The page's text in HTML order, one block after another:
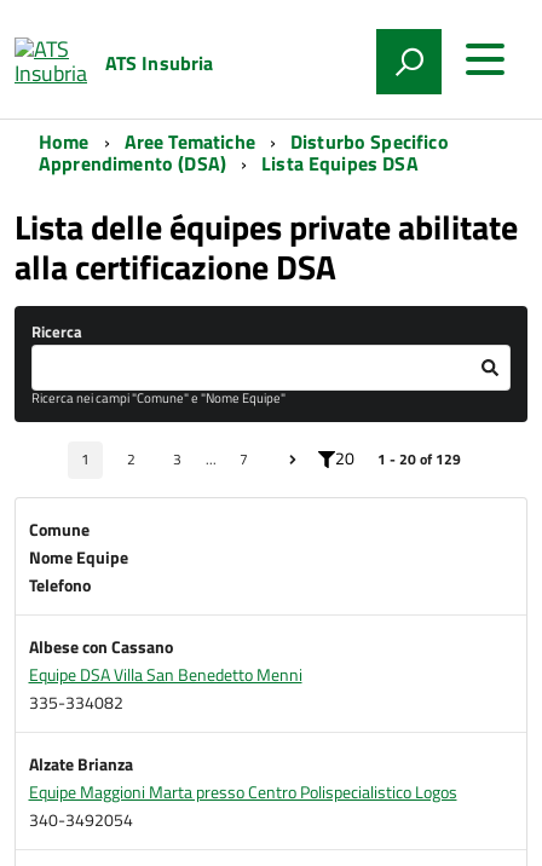
ATS Insubria
Home Aree Tematiche Disturbo Specifico
Apprendimento (DSA) Lista Equipes DSA
Lista delle équipes private abilitate
alla certificazione DSA
Ricerca
Ricerca nei campi "Comune" e "Nome Equipe"
1 2 3 ... 7 20 1 - 20 of 129
Comune
Nome Equipe
Telefono
Albese con Cassano
Equipe DSA Villa San Benedetto Menni
335-334082
Alzate Brianza
Equipe Maggioni Marta presso Centro Polispecialistico Logos
340-3492054